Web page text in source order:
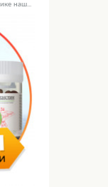
наш...